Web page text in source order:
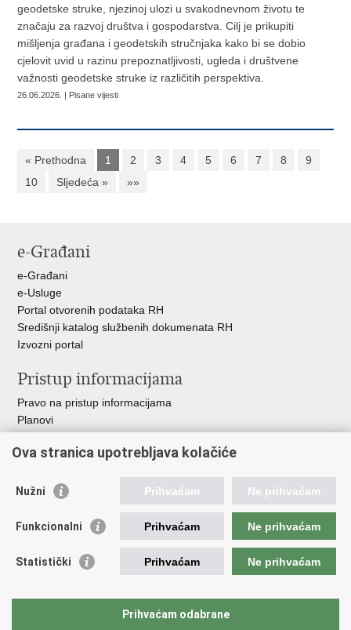
geodetske struke, njezinoj ulozi u svakodnevnom životu te
značaju za razvoj društva i gospodarstva. Cilj je prikupiti
mišljenja građana i geodetskih stručnjaka kako bi se dobio
cjelovit uvid u razinu prepoznatljivosti, ugleda i društvene
važnosti geodetske struke iz različitih perspektiva.
26.06.2026. | Pisane vijesti
« Prethodna 1 2 3 4 5 6 7 8
9
10
Sljedeća » »»
e-Građani
e-Građani
e-Usluge
Portal otvorenih podataka RH
Središnji katalog službenih dokumenata RH
Izvozni portal
Pristup informacijama
Pravo na pristup informacijama
Planovi
Financijski dokumenti
Važne poveznice
Vlada RH
Operativni program konkurentnost i kohezija
Hrvatska komora ovlaštenih inženjera geodezije
Ova stranica upotrebljava kolačiće
Nužni Prihvaćam Ne prihvaćam
Funkcionalni Prihvaćam Ne prihvaćam
Statistički Prihvaćam Ne prihvaćam
Prihvaćam odabrane